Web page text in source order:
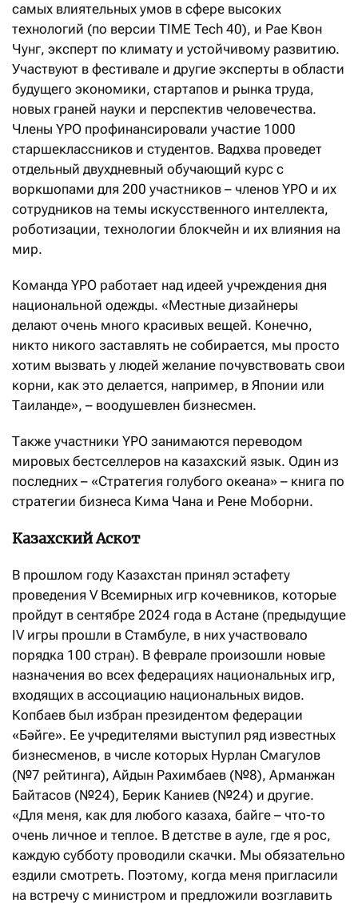
самых влиятельных умов в сфере высоких
технологий (по версии TIME Tech 40), и Рае Квон
Чунг, эксперт по климату и устойчивому развитию.
Участвуют в фестивале и другие эксперты в области
будущего экономики, стартапов и рынка труда,
новых граней науки и перспектив человечества.
Члены YPO профинансировали участие 1000
старшеклассников и студентов. Вадхва проведет
отдельный двухдневный обучающий курс с
воркшопами для 200 участников – членов YPO и их
сотрудников на темы искусственного интеллекта,
роботизации, технологии блокчейн и их влияния на
мир.
Команда YPO работает над идеей учреждения дня
национальной одежды. «Местные дизайнеры
делают очень много красивых вещей. Конечно,
никто никого заставлять не собирается, мы просто
хотим вызвать у людей желание почувствовать свои
корни, как это делается, например, в Японии или
Таиланде», – воодушевлен бизнесмен.
Также участники YPO занимаются переводом
мировых бестселлеров на казахский язык. Один из
последних – «Стратегия голубого океана» – книга по
стратегии бизнеса Кима Чана и Рене Моборни.
Казахский Аскот
В прошлом году Казахстан принял эстафету
проведения V Всемирных игр кочевников, которые
пройдут в сентябре 2024 года в Астане (предыдущие
IV игры прошли в Стамбуле, в них участвовало
порядка 100 стран). В феврале произошли новые
назначения во всех федерациях национальных игр,
входящих в ассоциацию национальных видов.
Копбаев был избран президентом федерации
«Бәйге». Ее учредителями выступил ряд известных
бизнесменов, в числе которых Нурлан Смагулов
(№7 рейтинга), Айдын Рахимбаев (№8), Арманжан
Байтасов (№24), Берик Каниев (№24) и другие.
«Для меня, как для любого казаха, байге – что-то
очень личное и теплое. В детстве в ауле, где я рос,
каждую субботу проводили скачки. Мы обязательно
ездили смотреть. Поэтому, когда меня пригласили
на встречу с министром и предложили возглавить